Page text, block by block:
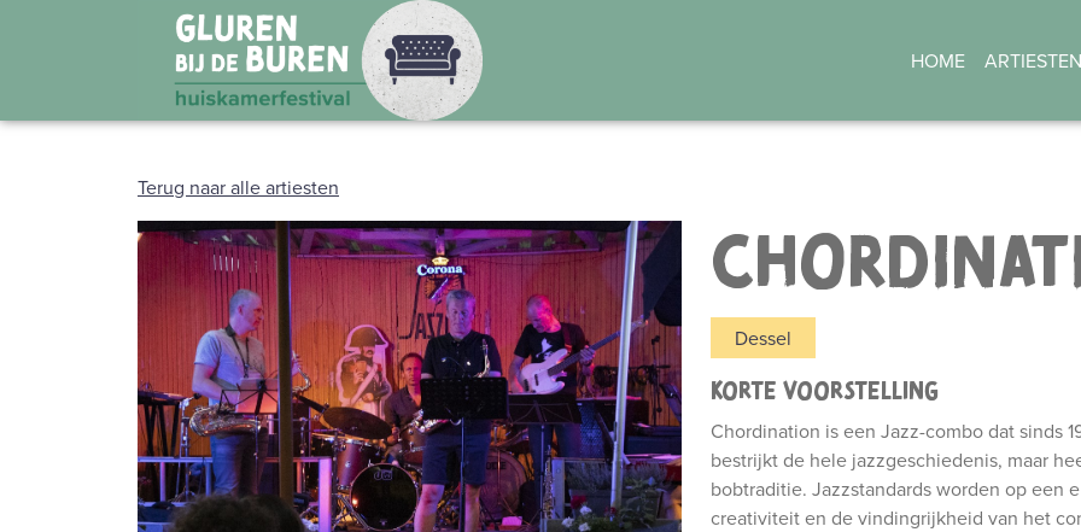
HOME ARTIESTEN
Terug naar alle artiesten
Dessel
KORTE VOORSTELLING
Chordination is een Jazz-combo dat sinds
bestrijkt de hele jazzgeschiedenis, maar
bobtraditie. Jazzstandards worden op een
creativiteit en de vindingrijkheid van het